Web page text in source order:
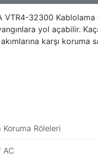
32300
yol açabilir.
karşı koruma
Koruma Röleleri
AC